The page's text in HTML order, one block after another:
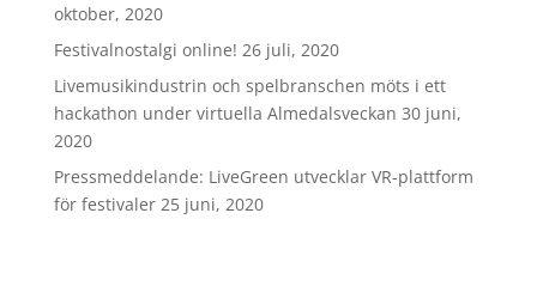
oktober, 2020
Festivalnostalgi online! 26 juli, 2020
Livemusikindustrin och spelbranschen möts i ett
hackathon under virtuella Almedalsveckan 30 juni,
2020
Pressmeddelande: LiveGreen utvecklar VR-plattform
för festivaler 25 juni, 2020